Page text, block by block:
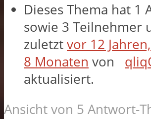
Dieses Thema hat 1
sowie 3 Teilnehmer
zuletzt vor 12 Jahren,
8 Monaten von
aktualisiert.
Ansicht von 5 Antwort-